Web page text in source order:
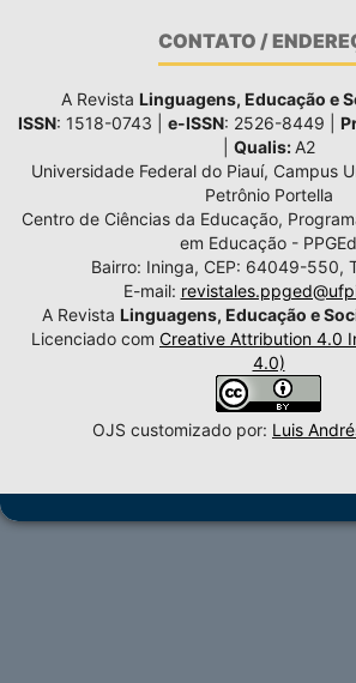
CONTATO /
A Revista Linguagens, Educação e
ISSN: 1518-0743 | e-ISSN: 2526-8449 |
Qualis: A2
Universidade Federal do Piauí, Campus
Petrônio Portella
Centro de Ciências da Educação,
em Educação - PPGEd
Bairro: Ininga, CEP: 64049-550,
E-mail:
A Revista Linguagens, Educação e
Licenciado com Creative Attribution 4.0
4.0)
OJS customizado por: Luis